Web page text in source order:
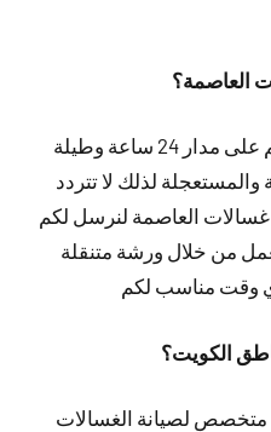
العاصمة؟
نتمتع بنظام مرن لتلبية طلباتكم على مدار 24 ساعة وطيلة
والمستعجلة لذلك لا تتردد
العاصمة لنرسل لكم
من خلال ورشة متنقلة
وقت مناسب لكم
الكويت؟
متخصص لصيانة الغسالات